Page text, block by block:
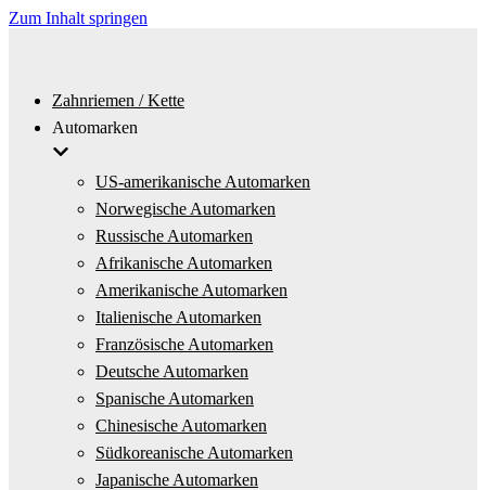
Zum Inhalt springen
Zahnriemen / Kette
Automarken
US-amerikanische Automarken
Norwegische Automarken
Russische Automarken
Afrikanische Automarken
Amerikanische Automarken
Italienische Automarken
Französische Automarken
Deutsche Automarken
Spanische Automarken
Chinesische Automarken
Südkoreanische Automarken
Japanische Automarken